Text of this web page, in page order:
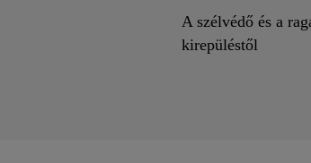
A szélvédő és a
kirepüléstől